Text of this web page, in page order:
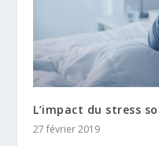
L’impact du stress
27 février 2019